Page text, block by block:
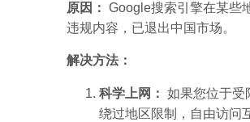
原因： Google搜索引擎在某些
违规内容，已退出中国市场。
解决方法：
科学上网： 如果您位于受
绕过地区限制，自由访问